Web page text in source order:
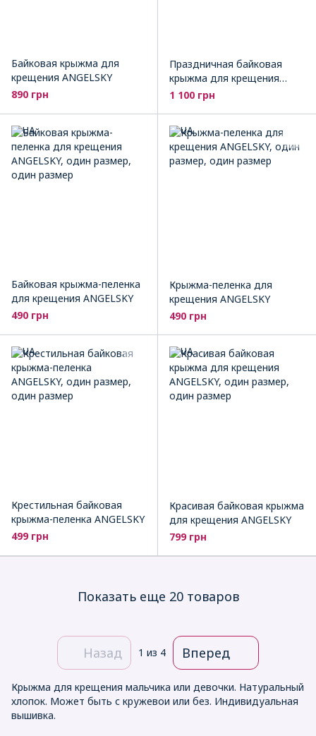
Байковая крыжма для
крещения ANGELSKY
890 грн
Праздничная байковая
крыжма для крещения
ANGELSKY
1 100 грн
Байковая крыжма-пеленка
для крещения ANGELSKY
490 грн
Крыжма-пеленка для
крещения ANGELSKY
490 грн
Крестильная байковая
крыжма-пеленка ANGELSKY
499 грн
Красивая байковая крыжма
для крещения ANGELSKY
799 грн
Показать еще 20 товаров
Назад 1 из 4 Вперед
Крыжма для крещения мальчика или девочки. Натуральный
хлопок. Может быть с кружевои или без. Индивидуальная
вышивка.